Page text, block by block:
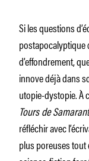
Si les questions
postapocalyptique
d’effondrement,
innove déjà dans
utopie-dystopie. À
Tours de
réfléchir avec
plus poreuses tout